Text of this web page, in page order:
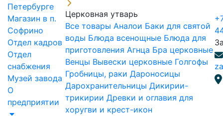
Петербурге
Магазин в п.
Софрино
Отдел кадров
Отдел
снабжения
Музей завода
О
предприятии
Церковная утварь
Все товары Аналои Баки для святой
воды Блюда всенощные Блюда для
приготовления Агнца Бра церковные
Венцы Вывески церковные Голгофы
Гробницы, раки Дароносицы
Дарохранительницы Дикирии-
трикирии Древки и оглавия для
хоругви и крест-икон